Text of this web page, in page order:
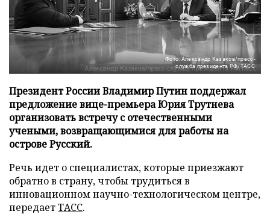
Фото: Александр Казаков/пресс-
служба президента РФ/ТАСС
Президент России Владимир Путин поддержал
предложение вице-премьера Юрия Трутнева
организовать встречу с отечественными
учеными, возвращающимися для работы на
острове Русский.
Речь идет о специалистах, которые приезжают
обратно в страну, чтобы трудиться в
инновационном научно-технологическом центре,
передаетТАСС.